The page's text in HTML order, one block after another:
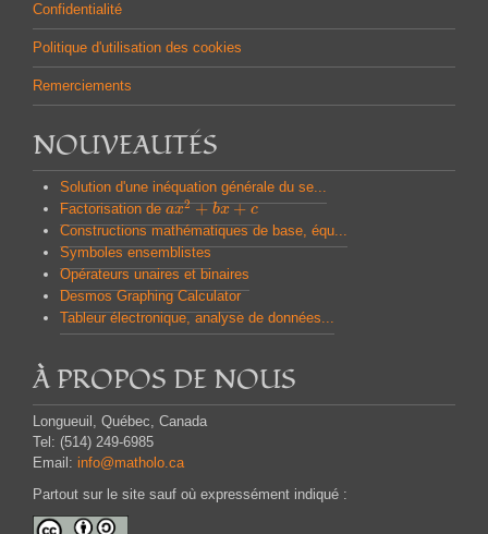
Confidentialité
Politique d'utilisation des cookies
Remerciements
NOUVEAUTÉS
Solution d'une inéquation générale du se...
Factorisation deax2 + bx + c
ax2+bx +c
Constructions mathématiques de base, équ...
Symboles ensemblistes
Opérateurs unaires et binaires
Desmos Graphing Calculator
Tableur électronique, analyse de données...
À PROPOS DE NOUS
Longueuil, Québec, Canada
Tel: (514) 249-6985
Email: info@matholo.ca
Partout sur le site sauf où expressément indiqué :